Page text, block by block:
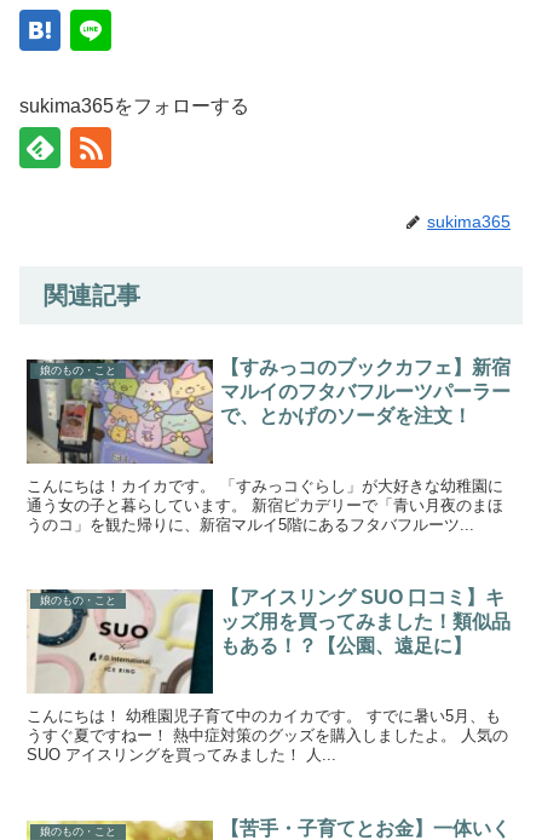
sukima365をフォローする
sukima365
関連記事
娘のもの・こと
【すみっコのブックカフェ】新宿
マルイのフタバフルーツパーラー
で、とかげのソーダを注文！
こんにちは！カイカです。 「すみっコぐらし」が大好きな幼稚園に
通う女の子と暮らしています。 新宿ピカデリーで「青い月夜のまほ
うのコ」を観た帰りに、新宿マルイ5階にあるフタバフルーツ...
娘のもの・こと
【アイスリング SUO 口コミ】キ
ッズ用を買ってみました！類似品
もある！？【公園、遠足に】
こんにちは！ 幼稚園児子育て中のカイカです。 すでに暑い5月、も
うすぐ夏ですねー！ 熱中症対策のグッズを購入しましたよ。 人気の
SUO アイスリングを買ってみました！ 人...
娘のもの・こと
【苦手・子育てとお金】一体いく